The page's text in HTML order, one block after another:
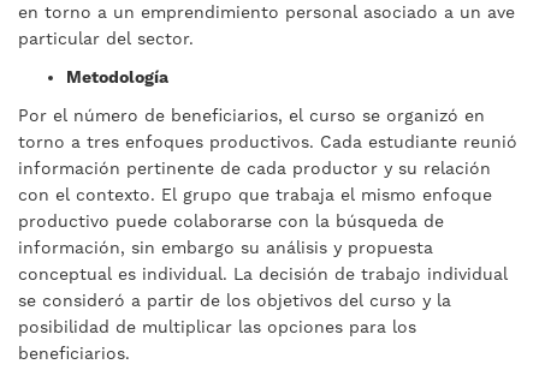
en torno a un emprendimiento personal asociado a un ave
particular del sector.
Metodología
Por el número de beneficiarios, el curso se organizó en
torno a tres enfoques productivos. Cada estudiante reunió
información pertinente de cada productor y su relación
con el contexto. El grupo que trabaja el mismo enfoque
productivo puede colaborarse con la búsqueda de
información, sin embargo su análisis y propuesta
conceptual es individual. La decisión de trabajo individual
se consideró a partir de los objetivos del curso y la
posibilidad de multiplicar las opciones para los
beneficiarios.